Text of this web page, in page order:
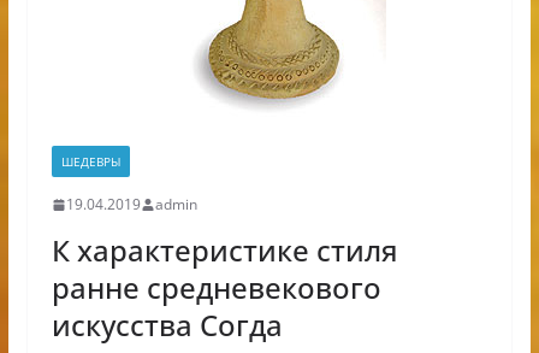
ШЕДЕВРЫ
19.04.2019 admin
К характеристике стиля
ранне средневекового
искусства Согда